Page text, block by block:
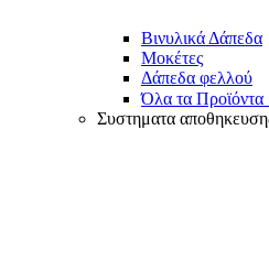
Βινυλικά Δάπεδα
Μοκέτες
Δάπεδα φελλού
Όλα τα
Συστηματα